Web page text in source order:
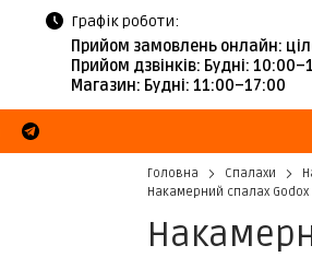
Графік роботи:
Прийом замовлень онлайн:
Прийом дзвінків: Будні:
Магазин: Будні: 11:00–17:00
Головна Спалахи
Накамерний спалах Godox